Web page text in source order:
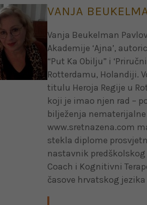
VANJA
Vanja Beukelman
Akademije ‘Ajna’,
“Put Ka Obilju” i
Rotterdamu, Holandiji.
titulu Heroja Regije u
koji je imao njen rad –
bilježenja
www.sretnazena.com
stekla diplome
nastavnik
Coach i Kognitivni
časove hrvatskog